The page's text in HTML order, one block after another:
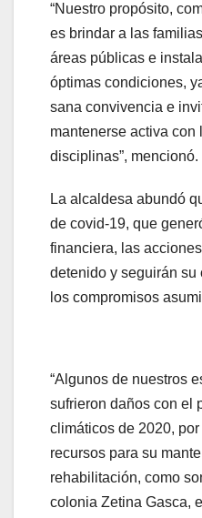
“Nuestro propósito,
es brindar a las
áreas públicas e
óptimas condiciones,
sana convivencia e
mantenerse activa con
disciplinas”, mencionó.
La alcaldesa abundó
de covid-19, que
financiera, las
detenido y seguirán su
los compromisos
“Algunos de nuestros
sufrieron daños con el
climáticos de 2020,
recursos para su
rehabilitación, como
colonia Zetina Gasca,